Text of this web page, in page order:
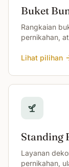
Buket
Rangkaian
pernikahan,
Lihat pilihan
Standing
Layanan
pernikahan,